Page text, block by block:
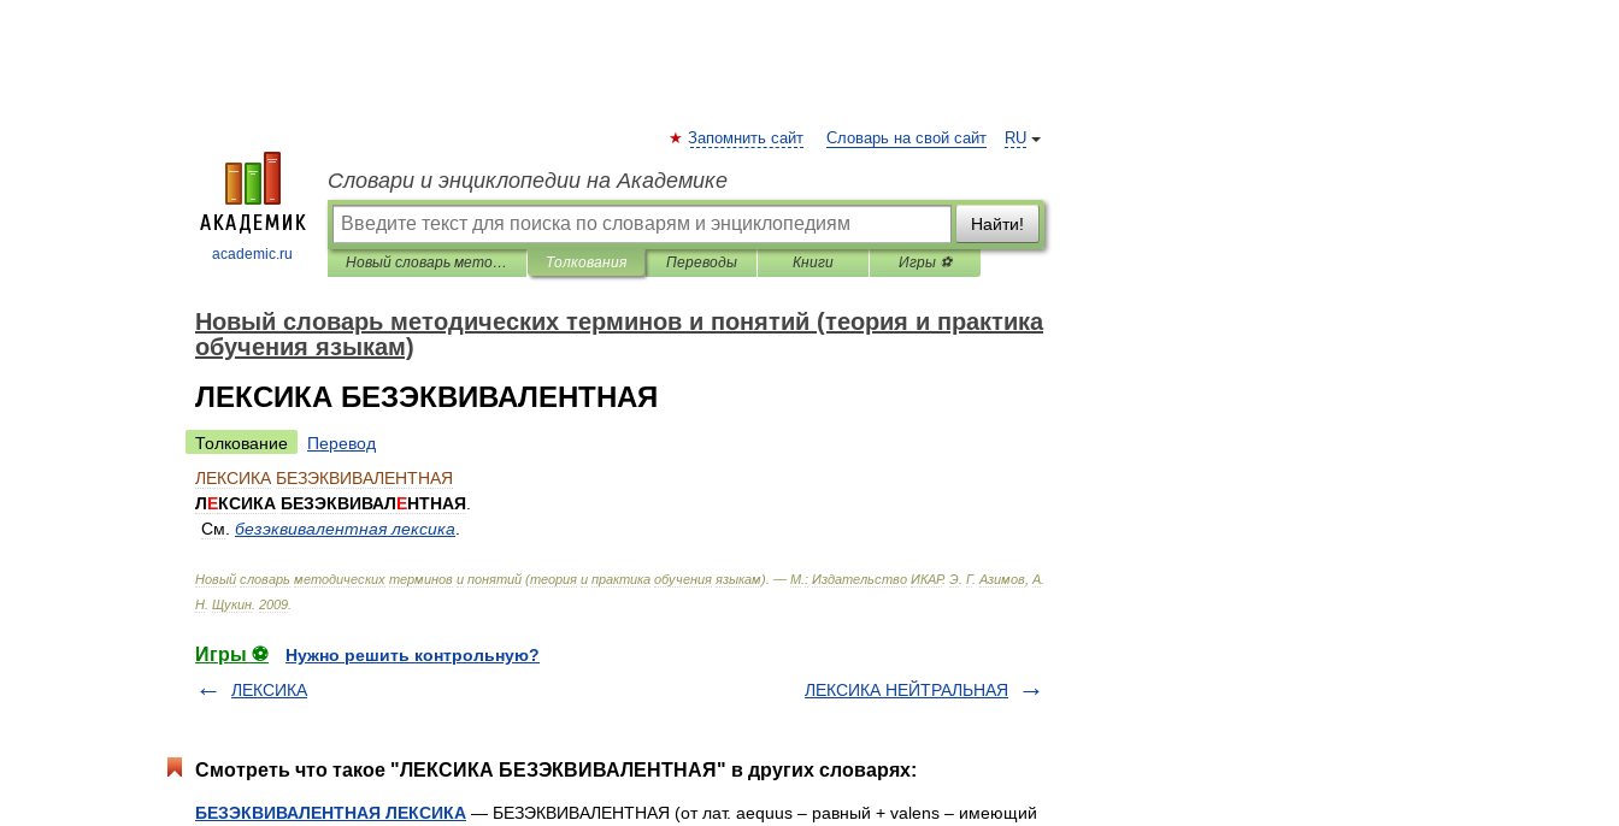
academic.ru
RU
Запомнить сайт Словарь на свой сайт
Словари и энциклопедии на Академике
Найти!
Новый словарь методических терминов и понятий (теория и практика обучения языкам) Толкования Переводы Книги Игры ⚽
Новый словарь методических терминов и понятий (теория и практика
обучения языкам)
ЛЕКСИКА БЕЗЭКВИВАЛЕНТНАЯ
Толкование
Перевод
ЛЕКСИКА БЕЗЭКВИВАЛЕНТНАЯ
ЛЕКСИКА БЕЗЭКВИВАЛЕНТНАЯ
См безэквивалентная лексика
Новый словарь методических терминов и понятий (теория и практика обучения языкам). — М : Издательство ИКАР. Э Г. Азимов А
Н Щукин 2009
Игры ⚽
Нужно решить контрольную?
ЛЕКСИКА
ЛЕКСИКА НЕЙТРАЛЬНАЯ
Смотреть что такое "ЛЕКСИКА БЕЗЭКВИВАЛЕНТНАЯ" в других словарях:
БЕЗЭКВИВАЛЕНТНАЯ ЛЕКСИКА — БЕЗЭКВИВАЛЕНТНАЯ (от лат. aequus – равный + valens – имеющий